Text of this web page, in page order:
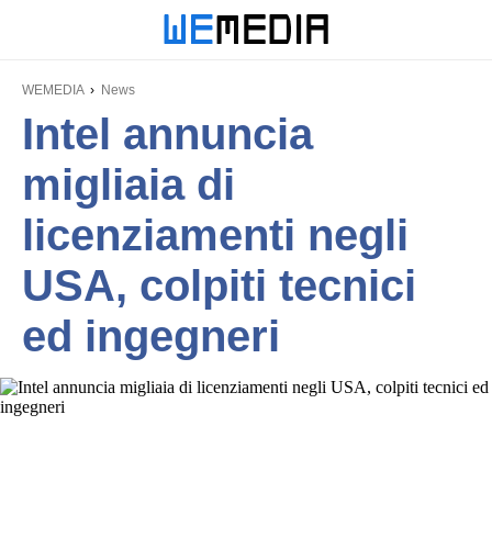
WEMEDIA News
Intel annuncia
migliaia di
licenziamenti negli
USA, colpiti tecnici
ed ingegneri